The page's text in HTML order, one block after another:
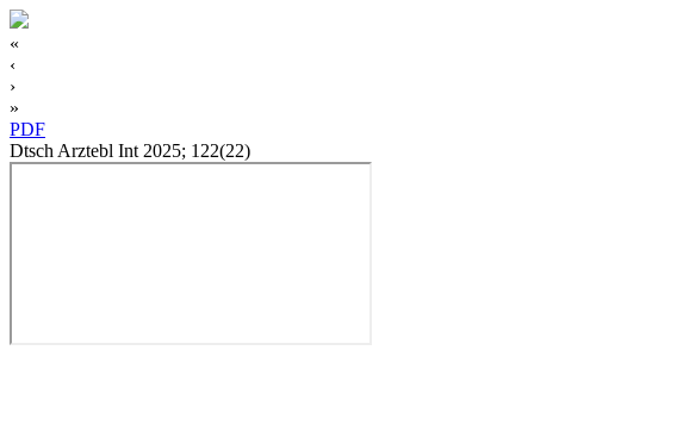
«
‹
›
»
PDF
Dtsch Arztebl Int 2025; 122(22)